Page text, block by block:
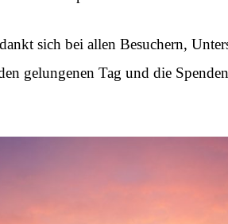
sich bei allen Besuchern,
gelungenen Tag und die